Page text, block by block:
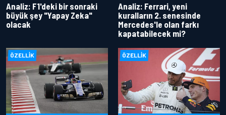
Analiz: F1'deki bir sonraki
büyük şey "Yapay Zeka"
olacak
Analiz: Ferrari, yeni
kuralların 2. senesinde
Mercedes'le olan farkı
kapatabilecek mi?
ÖZELLIK ÖZELLIK